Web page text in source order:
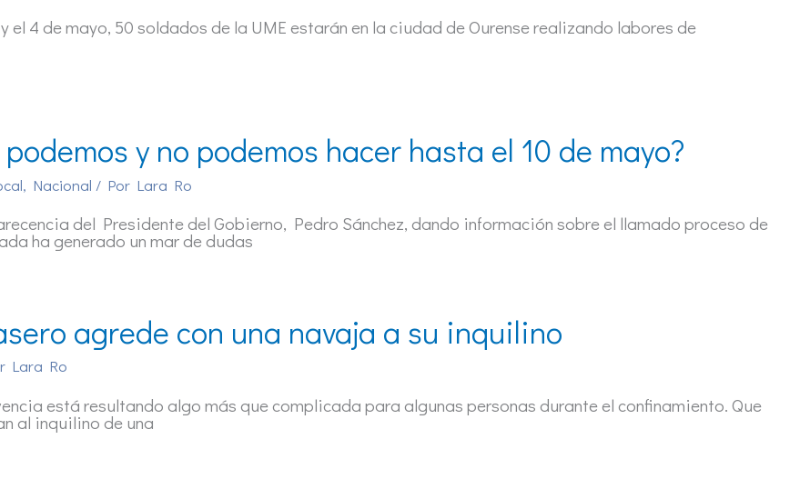
y el 4 de mayo, 50 soldados de la UME estarán en la ciudad de Ourense realizando labores de
podemos y no podemos hacer hasta el 10 de mayo?
, Nacional / Por Lara Ro
del Presidente del Gobierno, Pedro Sánchez, dando información sobre el llamado proceso de
ha generado un mar de dudas
agrede con una navaja a su inquilino
Lara Ro
está resultando algo más que complicada para algunas personas durante el confinamiento. Que
al inquilino de una